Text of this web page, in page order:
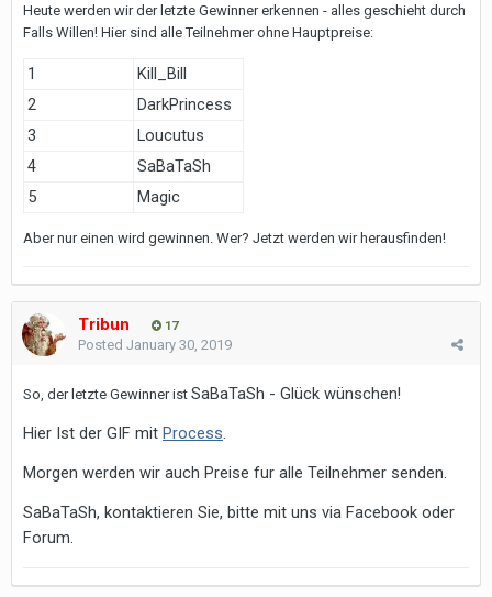
Heute werden wir der letzte Gewinner erkennen - alles geschieht durch
Falls Willen! Hier sind alle Teilnehmer ohne Hauptpreise:
1
Kill_Bill
2
DarkPrincess
3
Loucutus
4
SaBaTaSh
5
Magic
Aber nur einen wird gewinnen. Wer? Jetzt werden wir herausfinden!
Tribun 17
Posted January 30, 2019
So, der letzte Gewinner ist SaBaTaSh - Glück wünschen!
Hier Ist der GIF mit Process
Morgen werden wir auch Preise fur alle Teilnehmer senden.
SaBaTaSh, kontaktieren Sie, bitte mit uns via Facebook oder
Forum.